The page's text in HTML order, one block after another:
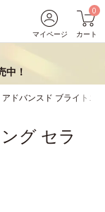
マイページ
0
カート
中！
アドバンスド ブライトニ
グ セラ